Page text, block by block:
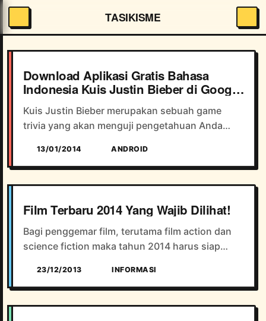
TASIKISME
Download Aplikasi Gratis Bahasa
Indonesia Kuis Justin Bieber di Google
Play Store
Kuis Justin Bieber merupakan sebuah game
trivia yang akan menguji pengetahuan Anda
Indonesia sehingga sangat memudahkan kita
untuk menjawab semua perta...
13/01/2014 ANDROID
Film Terbaru 2014 Yang Wajib Dilihat!
Bagi penggemar film, terutama film action dan
science fiction maka tahun 2014 harus siap
membuat Anda terkagum-kagum dengan visual
effect maupun action ya...
23/12/2013 INFORMASI